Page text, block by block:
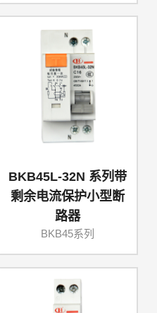
BKB45L-32N 系列带
剩余电流保护小型断
路器
BKB45系列